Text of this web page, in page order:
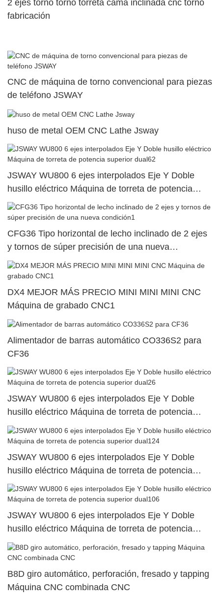
2 ejes torno torno torreta cama inclinada cnc torno
fabricación
CNC de máquina de torno convencional para piezas
de teléfono JSWAY
huso de metal OEM CNC Lathe Jsway
JSWAY WU800 6 ejes interpolados Eje Y Doble
husillo eléctrico Máquina de torreta de potencia
superior dual62
CFG36 Tipo horizontal de lecho inclinado de 2 ejes
y tornos de súper precisión de una nueva
condición1
DX4 MEJOR MÁS PRECIO MINI MINI MINI CNC
Máquina de grabado CNC1
Alimentador de barras automático CO336S2 para
CF36
JSWAY WU800 6 ejes interpolados Eje Y Doble
husillo eléctrico Máquina de torreta de potencia
superior dual26
JSWAY WU800 6 ejes interpolados Eje Y Doble
husillo eléctrico Máquina de torreta de potencia
superior dual124
JSWAY WU800 6 ejes interpolados Eje Y Doble
husillo eléctrico Máquina de torreta de potencia
superior dual106
B8D giro automático, perforación, fresado y tapping
Máquina CNC combinada CNC